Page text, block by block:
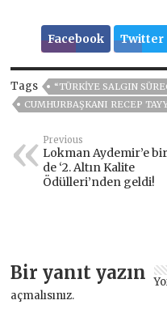
Facebook Twitter
Tags
“TÜRKİYE SALGIN
CUMHURBAŞKANI RECEP
Previous
Lokman Aydemir’e
de ‘2. Altın Kalite
Ödülleri’nden geldi!
Bir yanıt yazın
açmalısınız.